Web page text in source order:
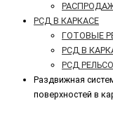
РСД В КАРКАСЕ
ГОТОВЫЕ
РСД В
РСД
Раздвижная
поверхностей в